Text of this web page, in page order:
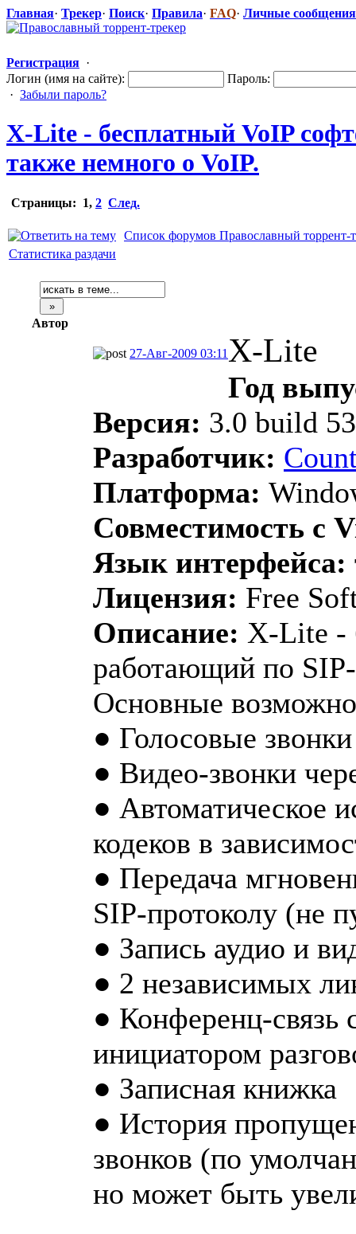
Главная· Трекер· Поиск· Правила· FAQ· Личные сообщения
Регистрация ·
Логин (имя на сайте):
Пароль:
· Забыли пароль?
X-Lite - бесплатный VoIP
также немного о VoIP.
Страницы: 1, 2 След.
Список форумов Православный торрент-
Статистика раздачи
Автор
27-Авг-2009 03:11 X-Lite
Год
Версия: 3.0 build
Разработчик:
Платформа:
Совместимость с
Язык интерфейса:
Лицензия: Free
Описание: X-Lite -
работающий по SIP-
Основные
● Голосовые
● Видео-звонки
● Автоматическое
кодеков в
● Передача
SIP-протоколу (не
● Запись аудио и
● 2 независимых
● Конференц-связь
инициатором
● Записная книжка
● История
звонков (по
но может быть